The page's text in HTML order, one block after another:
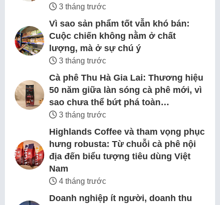
3 tháng trước
Vì sao sản phẩm tốt vẫn khó bán:
Cuộc chiến không nằm ở chất
lượng, mà ở sự chú ý
3 tháng trước
Cà phê Thu Hà Gia Lai: Thương hiệu
50 năm giữa làn sóng cà phê mới, vì
sao chưa thể bứt phá toàn…
3 tháng trước
Highlands Coffee và tham vọng phục
hưng robusta: Từ chuỗi cà phê nội
địa đến biểu tượng tiêu dùng Việt
Nam
4 tháng trước
Doanh nghiệp ít người, doanh thu